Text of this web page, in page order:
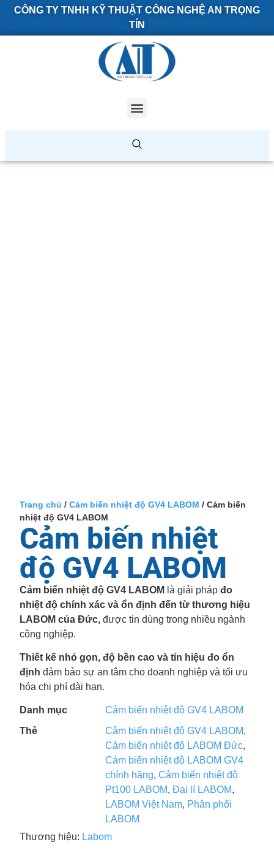
CÔNG TY TNHH KỸ THUẬT CÔNG NGHỆ AN TRỌNG
TÍN
Trang chủ / Cảm biến nhiệt độ GV4 LABOM / Cảm biến
nhiệt độ GV4 LABOM
Cảm biến nhiệt
độ GV4 LABOM
Cảm biến nhiệt độ GV4 LABOM là giải pháp đo
nhiệt độ chính xác và ổn định đến từ thương hiệu
LABOM của Đức, được tin dùng trong nhiều ngành
công nghiệp.
Thiết kế nhỏ gọn, độ bền cao và tín hiệu đo ổn
định đảm bảo sự an tâm cho doanh nghiệp và tối ưu
hóa chi phí dài hạn.
Danh mục
Cảm biến nhiệt độ GV4 LABOM
Thẻ
Cảm biến nhiệt độ GV4 LABOM,
Cảm biến nhiệt độ LABOM Đức,
Cảm biến nhiệt độ LABOM GV4
chính hãng, Cảm biến nhiệt độ
Pt100 LABOM, Đại lí LABOM,
LABOM Việt Nam, Phân phối
LABOM
Thương hiệu: Labom